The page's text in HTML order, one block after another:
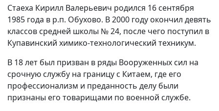
Стаеха Кирилл Валерьевич родился 16 сентября
1985 года в р.п. Обухово. В 2000 году окончил девять
классов средней школы № 24, после чего поступил в
Купавинский химико-технологический техникум.
В 18 лет был призван в ряды Вооруженных сил на
срочную службу на границу с Китаем, где его
профессионализм и преданность делу были
признаны его товарищами по военной службе.